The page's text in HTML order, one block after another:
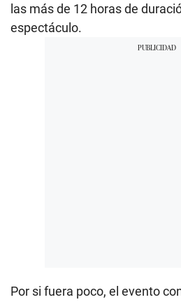
las más de 12 horas de
espectáculo.
Por si fuera poco, el evento